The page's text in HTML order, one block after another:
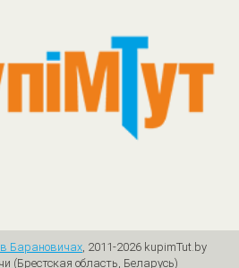
Барановичах , 2011-2026 kupimTut.by
(Брестская область, Беларусь)